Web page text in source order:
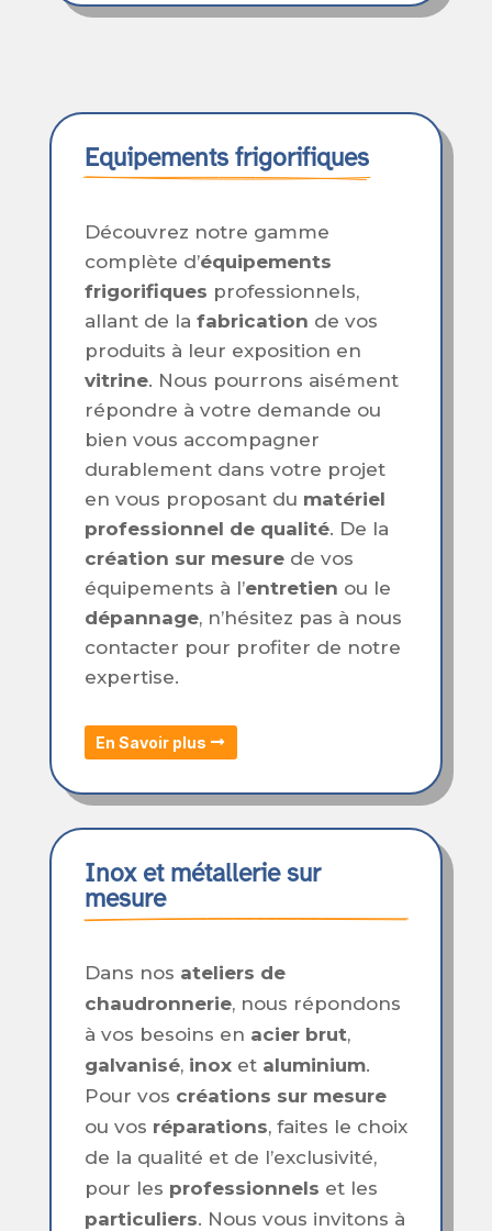
Equipements frigorifiques
Découvrez notre gamme
complète d’équipements
frigorifiques professionnels,
allant de la fabrication de vos
produits à leur exposition en
vitrine. Nous pourrons aisément
répondre à votre demande ou
bien vous accompagner
durablement dans votre projet
en vous proposant du matériel
professionnel de qualité. De la
création sur mesurede vos
équipements à l’entretien ou le
dépannage, n’hésitez pas à nous
contacter pour profiter de notre
expertise.
En Savoir plus
Inox et métallerie sur
mesure
Dans nos ateliers de
chaudronnerie, nous répondons
à vos besoins en acier brut,
galvanisé, inoxet aluminium.
Pour vos créations sur mesure
ou vos réparations, faites le choix
de la qualité et de l’exclusivité,
pour les professionnels et les
particuliers. Nous vous invitons à